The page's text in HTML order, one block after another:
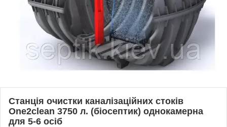
Станція очистки каналізаційних стоків
One2clean 3750 л. (біосептик) однокамерна
для 5-6 осіб